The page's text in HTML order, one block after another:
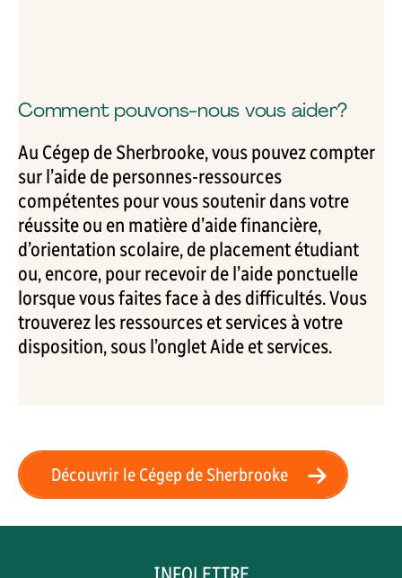
Comment pouvons-nous vous aider?
Au Cégep de Sherbrooke, vous pouvez compter
sur l’aide de personnes-ressources
compétentes pour vous soutenir dans votre
réussite ou en matière d’aide financière,
d’orientation scolaire, de placement étudiant
ou, encore, pour recevoir de l’aide ponctuelle
lorsque vous faites face à des difficultés. Vous
trouverez les ressources et services à votre
disposition, sous l’onglet Aide et services.
Découvrir le Cégep de Sherbrooke